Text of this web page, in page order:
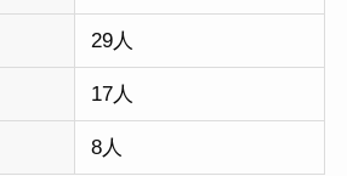
29人
17人
8人